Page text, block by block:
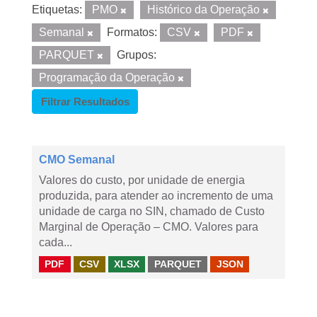
Etiquetas: PMO
Histórico da Operação
Semanal
Formatos: CSV
PDF
PARQUET
Grupos:
Programação da Operação
Filtrar Resultados
CMO Semanal
Valores do custo, por unidade de energia
produzida, para atender ao incremento de uma
unidade de carga no SIN, chamado de Custo
Marginal de Operação – CMO. Valores para
cada...
PDF CSV XLSX PARQUET JSON